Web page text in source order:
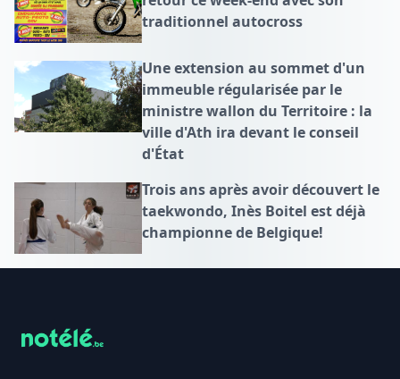
traditionnel autocross
Une extension au sommet d'un
immeuble régularisée par le
ministre wallon du Territoire : la
ville d'Ath ira devant le conseil
d'État
Trois ans après avoir découvert le
taekwondo, Inès Boitel est déjà
championne de Belgique!